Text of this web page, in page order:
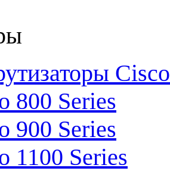
Cisco
800 Series
900 Series
1100 Series